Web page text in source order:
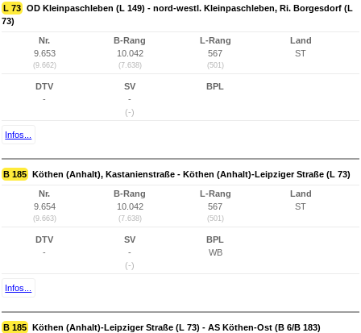
L 73 OD Kleinpaschleben (L 149) - nord-westl. Kleinpaschleben, Ri. Borgesdorf (L
73)
Nr.
9.653
(9.662)
B-Rang
10.042
(7.638)
L-Rang
567
(501)
Land
ST
DTV
-
SV
-
(-)
BPL
Infos...
B 185 Köthen (Anhalt), Kastanienstraße - Köthen (Anhalt)-Leipziger Straße (L 73)
Nr.
9.654
(9.663)
B-Rang
10.042
(7.638)
L-Rang
567
(501)
Land
ST
DTV
-
SV
-
(-)
BPL
WB
Infos...
B 185 Köthen (Anhalt)-Leipziger Straße (L 73) - AS Köthen-Ost (B 6/B 183)